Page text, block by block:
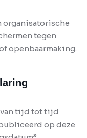
organisatorische
tegen
openbaarmaking.
tijd tot tijd
op deze